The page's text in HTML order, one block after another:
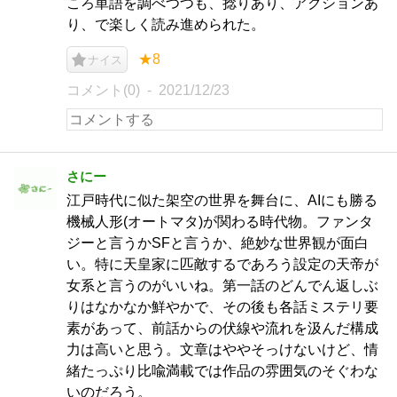
ころ単語を調べつつも、捻りあり、アクションあ
り、で楽しく読み進められた。
ナイス ★8
コメント(0) 2021/12/23
さにー
江戸時代に似た架空の世界を舞台に、AIにも勝る
機械人形(オートマタ)が関わる時代物。ファンタ
ジーと言うかSFと言うか、絶妙な世界観が面白
い。特に天皇家に匹敵するであろう設定の天帝が
女系と言うのがいいね。第一話のどんでん返しぶ
りはなかなか鮮やかで、その後も各話ミステリ要
素があって、前話からの伏線や流れを汲んだ構成
力は高いと思う。文章はややそっけないけど、情
緒たっぷり比喩満載では作品の雰囲気のそぐわな
いのだろう。